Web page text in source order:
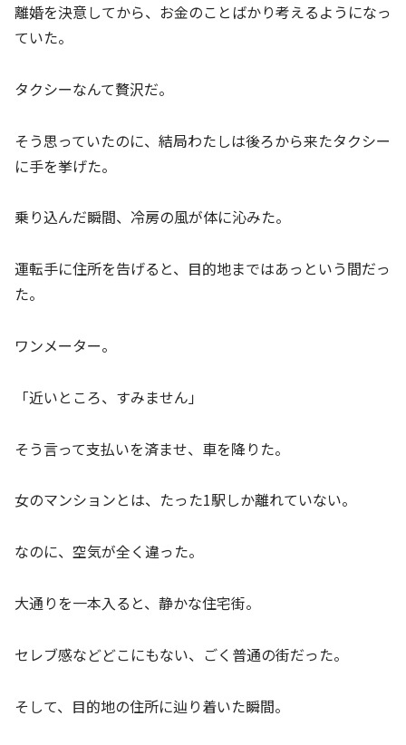
離婚を決意してから、お金のことばかり考えるようになっ
ていた。
タクシーなんて贅沢だ。
そう思っていたのに、結局わたしは後ろから来たタクシー
に手を挙げた。
乗り込んだ瞬間、冷房の風が体に沁みた。
運転手に住所を告げると、目的地まではあっという間だっ
た。
ワンメーター。
「近いところ、すみません」
そう言って支払いを済ませ、車を降りた。
女のマンションとは、たった1駅しか離れていない。
なのに、空気が全く違った。
大通りを一本入ると、静かな住宅街。
セレブ感などどこにもない、ごく普通の街だった。
そして、目的地の住所に辿り着いた瞬間。